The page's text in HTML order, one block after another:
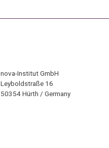
nova-Institut GmbH
Leyboldstraße 16
50354 Hürth / Germany